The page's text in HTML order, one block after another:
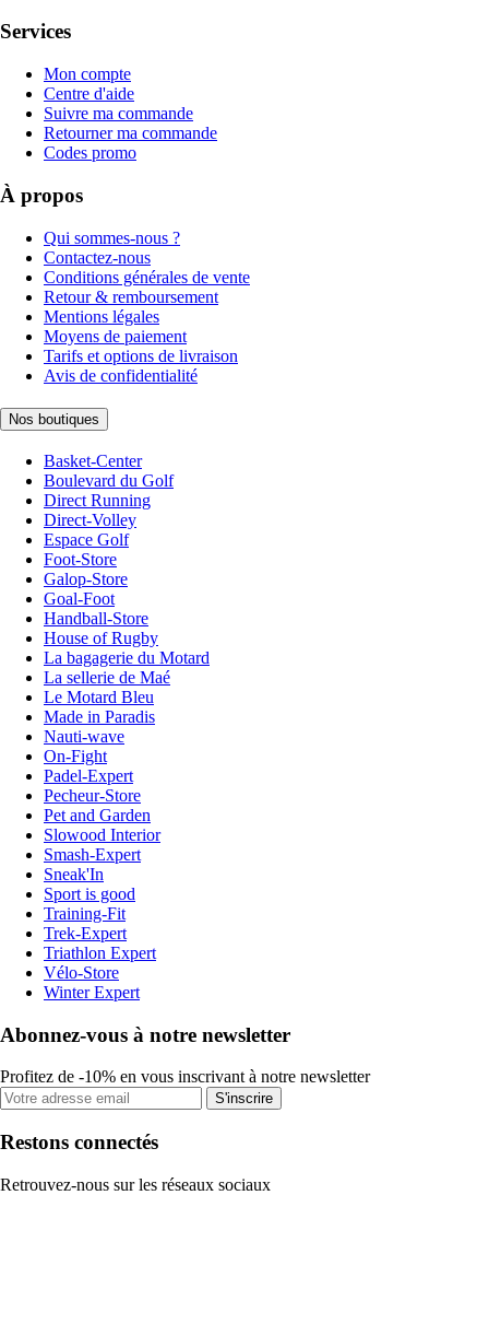
Services
Mon compte
Centre d'aide
Suivre ma commande
Retourner ma commande
Codes promo
À propos
Qui sommes-nous ?
Contactez-nous
Conditions générales de vente
Retour & remboursement
Mentions légales
Moyens de paiement
Tarifs et options de livraison
Avis de confidentialité
Nos boutiques
Basket-Center
Boulevard du Golf
Direct Running
Direct-Volley
Espace Golf
Foot-Store
Galop-Store
Goal-Foot
Handball-Store
House of Rugby
La bagagerie du Motard
La sellerie de Maé
Le Motard Bleu
Made in Paradis
Nauti-wave
On-Fight
Padel-Expert
Pecheur-Store
Pet and Garden
Slowood Interior
Smash-Expert
Sneak'In
Sport is good
Training-Fit
Trek-Expert
Triathlon Expert
Vélo-Store
Winter Expert
Abonnez-vous à notre newsletter
Profitez de -10% en vous inscrivant à notre newsletter
S'inscrire
Restons connectés
Retrouvez-nous sur les réseaux sociaux